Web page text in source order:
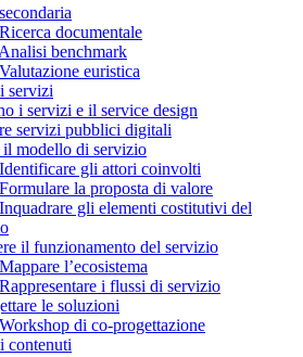
documentale
benchmark
euristica
servizi
i servizi e il service design
servizi pubblici digitali
modello di servizio
gli attori coinvolti
la proposta di valore
gli elementi costitutivi del
il funzionamento del servizio
l’ecosistema
i flussi di servizio
le soluzioni
di co-progettazione
contenuti